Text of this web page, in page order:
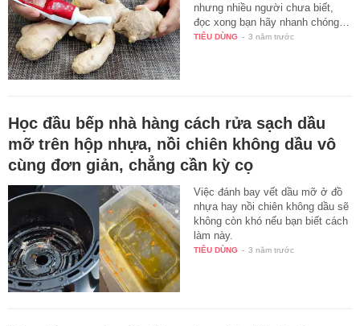
nhưng nhiều người chưa biết,
đọc xong bạn hãy nhanh chóng…
TIÊU DÙNG - 3 năm trước
Học đầu bếp nhà hàng cách rửa sạch dầu
mỡ trên hộp nhựa, nồi chiên không dầu vô
cùng đơn giản, chẳng cần kỳ cọ
Việc đánh bay vết dầu mỡ ở đồ
nhựa hay nồi chiên không dầu sẽ
không còn khó nếu bạn biết cách
làm này.
TIÊU DÙNG - 3 năm trước